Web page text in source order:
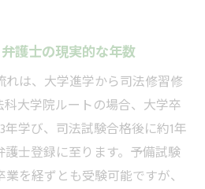
やすさを判断するポイント
準備すべきポイントとは
を見極めるポイントは何か
護士の特徴と見分け方
相談者の行動を避ける方法
護士の現実的な年数
は、大学進学から司法修習修
大学院ルートの場合、大学卒
学び、司法試験合格後に約1年
士登録に至ります。予備試験
を経ずとも受験可能ですが、